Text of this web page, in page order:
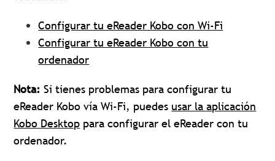
Configurar tu eReader Kobo con Wi-Fi
Configurar tu eReader Kobo con tu
ordenador
Nota: Si tienes problemas para configurar tu
eReader Kobo vía Wi-Fi, puedes usar la aplicación
Kobo Desktop para configurar el eReader con tu
ordenador.